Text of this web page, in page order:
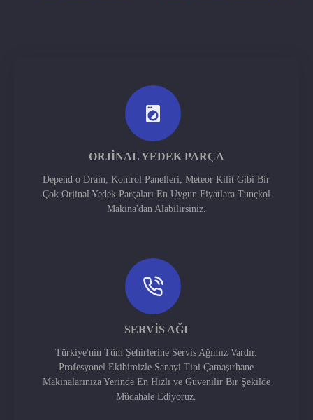
ORJINAL YEDEK PARÇA
Depend o Drain, Kontrol Panelleri, Meteor Kilit Gibi Bir
Çok Orjinal Yedek Parçaları En Uygun Fiyatlara Tunçkol
Makina'dan Alabilirsiniz.
SERVIS AĞI
Türkiye'nin Tüm Şehirlerine Servis Ağımız Vardır.
Profesyonel Ekibimizle Sanayi Tipi Çamaşırhane
Makinalarınıza Yerinde En Hızlı ve Güvenilir Bir Şekilde
Müdahale Ediyoruz.